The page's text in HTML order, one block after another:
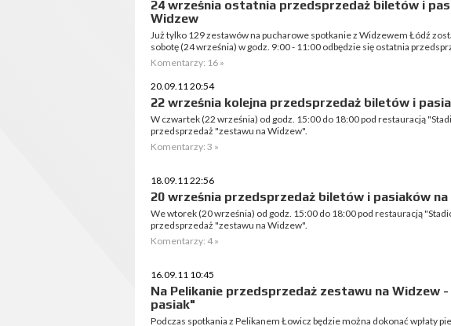
24 września ostatnia przedsprzedaż biletów i
Widzew
Już tylko 129 zestawów na pucharowe spotkanie z Widzewem Łódź
sobotę (24 września) w godz. 9:00 - 11:00 odbędzie się ostatnia
Komentarzy: 16 »
20.09.11 20:54
22 września kolejna przedsprzedaż biletów i
W czwartek (22 września) od godz. 15:00 do 18:00 pod restauracją
przedsprzedaż "zestawu na Widzew".
Komentarzy: 3 »
18.09.11 22:56
20 września przedsprzedaż biletów i pasiaków
We wtorek (20 września) od godz. 15:00 do 18:00 pod restauracją
przedsprzedaż "zestawu na Widzew".
Komentarzy: 4 »
16.09.11 10:45
Na Pelikanie przedsprzedaż zestawu na Widzew -
pasiak"
Podczas spotkania z Pelikanem Łowicz będzie można dokonać wpłaty